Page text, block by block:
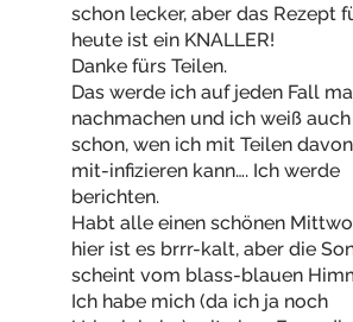
schon lecker, aber das Rezept
heute ist ein KNALLER!
Danke fürs Teilen.
Das werde ich auf jeden Fall
nachmachen und ich weiß auch
schon, wen ich mit Teilen davon
mit-infizieren kann…. Ich werde
berichten.
Habt alle einen schönen
hier ist es brrr-kalt, aber die
scheint vom blass-blauen
Ich habe mich (da ich ja noch